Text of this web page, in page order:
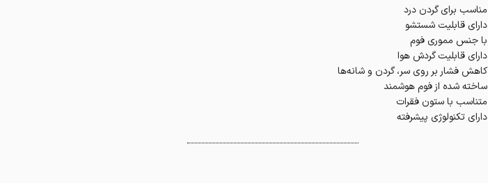
مناسب برای گردن درد
دارای قابلیت شستشو
با جنس مموری فوم
دارای قابلیت گردش هوا
کاهش فشار بر روی سر، گردن و شانه‌ها
ساخته شده از فوم هوشمند
متناسب با ستون فقرات
دارای تکنولوژی پیشرفته